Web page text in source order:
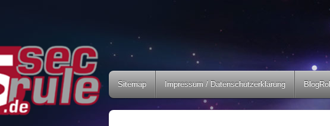
Sitemap Impressum / Datenschutzerklärung BlogRoll